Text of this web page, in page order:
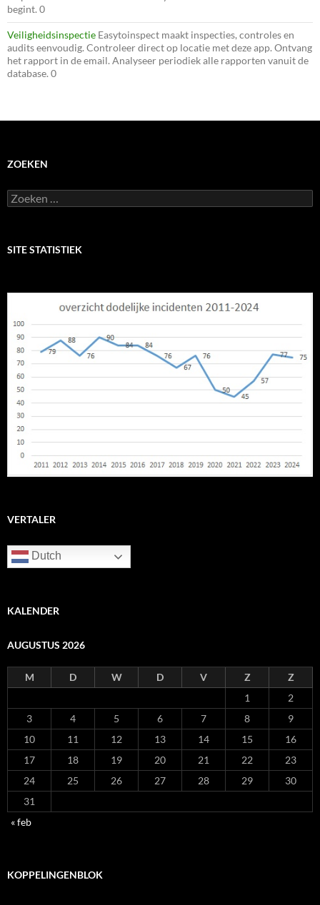
begint. 0
Veiligheidsinspectie Easytoinspect maakt inspecties, controles en
audits eenvoudig. Controleer direct op locatie met deze app. Ontvang
het rapport in de email. Analyseer periodiek alle rapporten vanuit de
database. 0
ZOEKEN
Zoeken
naar:
SITE STATISTIEK
VERTALER
Dutch
KALENDER
AUGUSTUS 2026
M D W D V Z
Z
1
2
3
4 5 6 7 8
9
10
11 12 13 14 15
16
17
18 19 20 21 22
23
24
25 26 27 28 29
30
31
« feb
KOPPELINGENBLOK